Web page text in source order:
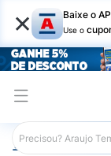
× Baixe o
Use o
Araujo